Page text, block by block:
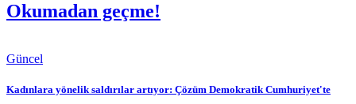
Okumadan geçme!
Güncel
Kadınlara yönelik saldırılar artıyor: Çözüm Demokratik Cumhuriyet'te